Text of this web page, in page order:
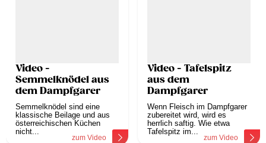
Video -
Semmelknödel aus
dem Dampfgarer
Semmelknödel sind eine
klassische Beilage und aus
österreichischen Küchen
nicht...
zum Video
Video - Tafelspitz
aus dem
Dampfgarer
Wenn Fleisch im Dampfgarer
zubereitet wird, wird es
herrlich saftig. Wie etwa
Tafelspitz im...
zum Video